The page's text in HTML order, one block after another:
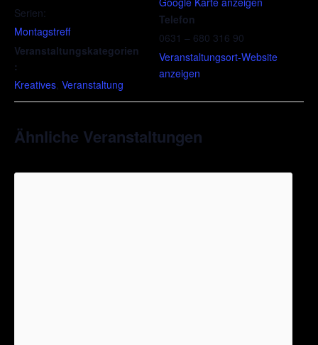
Serien:
Montagstreff
Veranstaltungskategorien
:
Kreatives, Veranstaltung
Telefon
0631 – 680 316 90
Veranstaltungsort-Website
anzeigen
Ähnliche Veranstaltungen